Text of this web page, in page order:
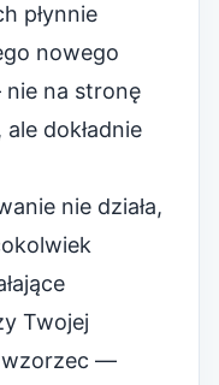
płynnie
nowego
nie na stronę
dokładnie
nie działa,
Twojej
wzorzec —